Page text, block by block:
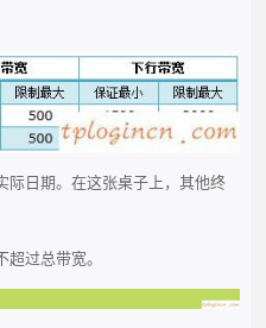
际日期。在这张桌子上，其他终
过总带宽。